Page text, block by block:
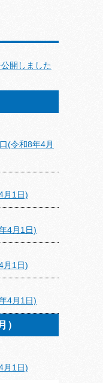
開しました
(令和8年4月
月1日)
4月1日)
月1日)
4月1日)
月1日)